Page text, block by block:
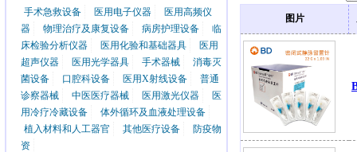
手术急救设备 医用电子仪器
医用高频仪
器
物理治疗及康复设备 病房护理设备
临
床检验分析仪器
医用化验和基础器具
医用
超声仪器
医用光学器具 手术器械
消毒灭
菌设备
口腔科设备 医用X射线设备
普通
诊察器械
中医医疗器械 医用激光仪器
医
用冷疗冷藏设备
体外循环及血液处理设备
植入材料和人工器官
其他医疗设备
防疫物
资
图片